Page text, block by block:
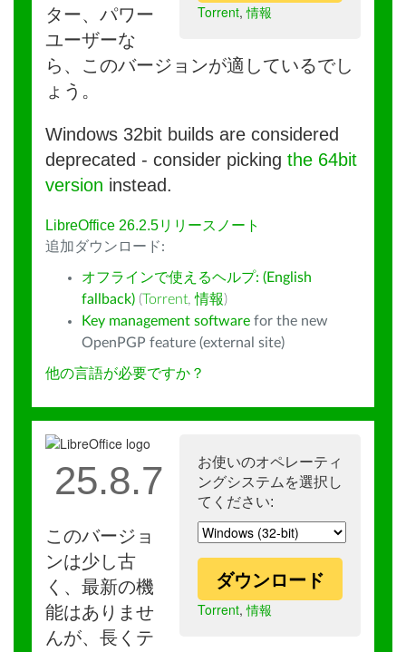
Torrent,情報
ター、パワー
ユーザーな
ら、このバージョンが適しているでし
ょう。
Windows 32bit builds are considered
deprecated - consider picking the 64bit
version instead.
LibreOffice 26.2.5リリースノート
追加ダウンロード:
オフラインで使えるヘルプ: (English
fallback) (Torrent,情報)
Key management software for the new
OpenPGP feature (external site)
他の言語が必要ですか？
お使いのオペレーティ
ングシステムを選択し
てください:
ダウンロード
Torrent,情報
25.8.7
このバージョ
ンは少し古
く、最新の機
能はありませ
んが、長くテ